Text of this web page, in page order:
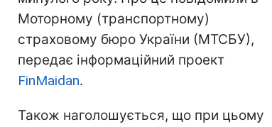
Моторному (транспортному)
страховому бюро України (МТСБУ),
передає інформаційний проект
FinMaidan.
Також наголошується, що при цьому